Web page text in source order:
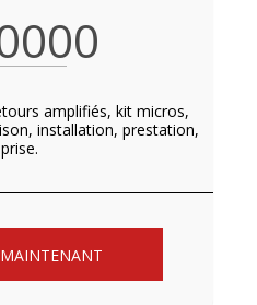
amplifiés, kit micros,
installation, prestation,
MAINTENANT